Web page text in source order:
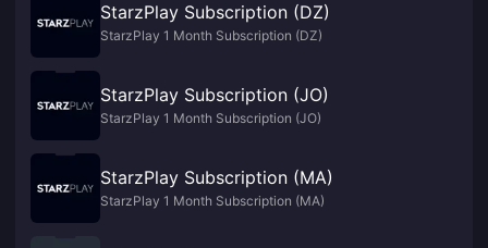
StarzPlay Subscription (DZ)
StarzPlay 1 Month Subscription (DZ)
StarzPlay Subscription (JO)
StarzPlay 1 Month Subscription (JO)
StarzPlay Subscription (MA)
StarzPlay 1 Month Subscription (MA)